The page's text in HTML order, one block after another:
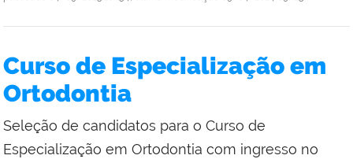
Curso de Especialização em
Ortodontia
Seleção de candidatos para o Curso de
Especialização em Ortodontia com ingresso no